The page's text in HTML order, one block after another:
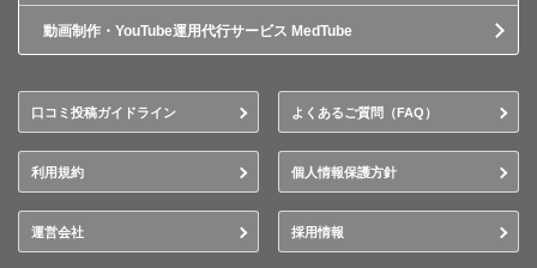
動画制作・YouTube運用代行サービス MedTube
口コミ投稿ガイドライン よくあるご質問（FAQ）
利用規約 個人情報保護方針
運営会社 採用情報